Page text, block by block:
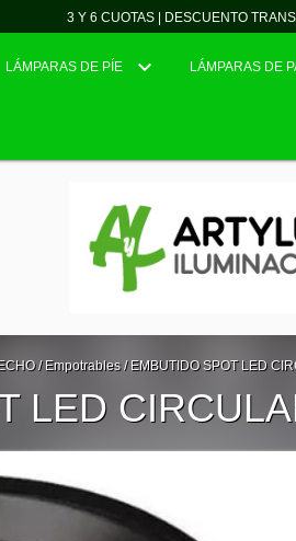
3 Y 6 CUOTAS | DESCUENTO
LÁMPARAS DE PÍE LÁMPARAS DE
/ Empotrables / EMBUTIDO SPOT LED
LED